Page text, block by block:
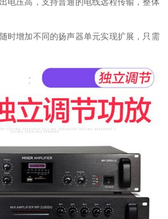
时增加不同的扬声器单元实现扩展，只需